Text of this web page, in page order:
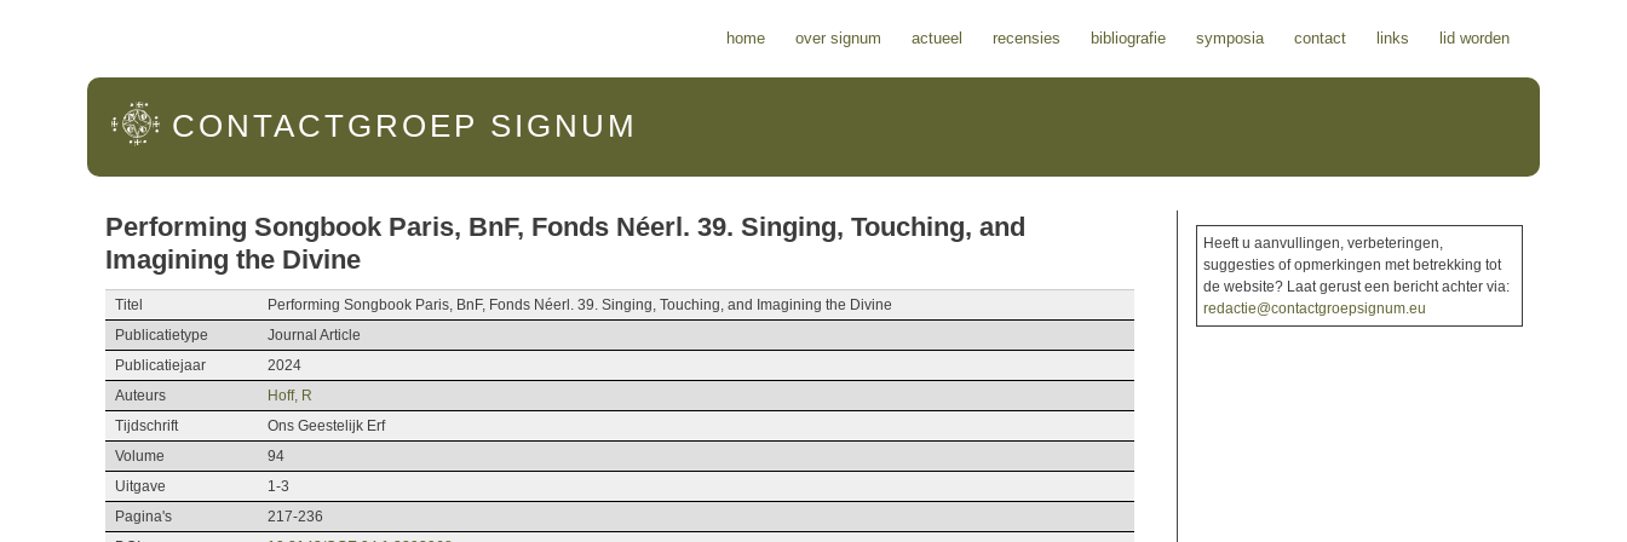
home over signum actueel recensies bibliografie symposia contact links lid worden
CONTACTGROEP SIGNUM
Performing Songbook Paris, BnF, Fonds Néerl. 39. Singing, Touching, and
Imagining the Divine
Titel
Performing Songbook Paris, BnF, Fonds Néerl. 39. Singing, Touching, and Imagining the Divine
Publicatietype
Journal Article
Publicatiejaar
2024
Auteurs
Hoff, R
Tijdschrift
Ons Geestelijk Erf
Volume
94
Uitgave
1-3
Pagina's
217-236
Heeft u aanvullingen, verbeteringen,
suggesties of opmerkingen met betrekking tot
de website? Laat gerust een bericht achter via:
redactie@contactgroepsignum.eu